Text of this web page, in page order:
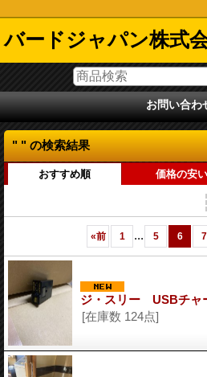
バードジャパン株式
お問い合わ
" " の検索結果
おすすめ順 価格の安
«前 1 ... 5 6 7
ジ・スリー USBチャ
[在庫数 124点]